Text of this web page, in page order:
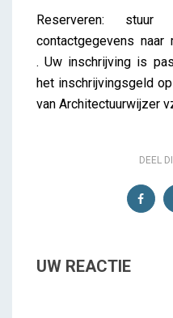
Reserveren:
contactgegevens naar
. Uw inschrijving is
het inschrijvingsgeld
van Architectuurwijzer
DEEL
UW REACTIE